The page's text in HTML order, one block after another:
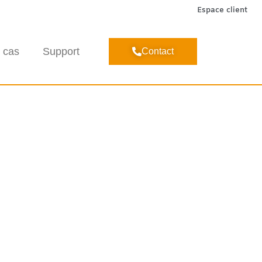
Espace client
cas Support Contact